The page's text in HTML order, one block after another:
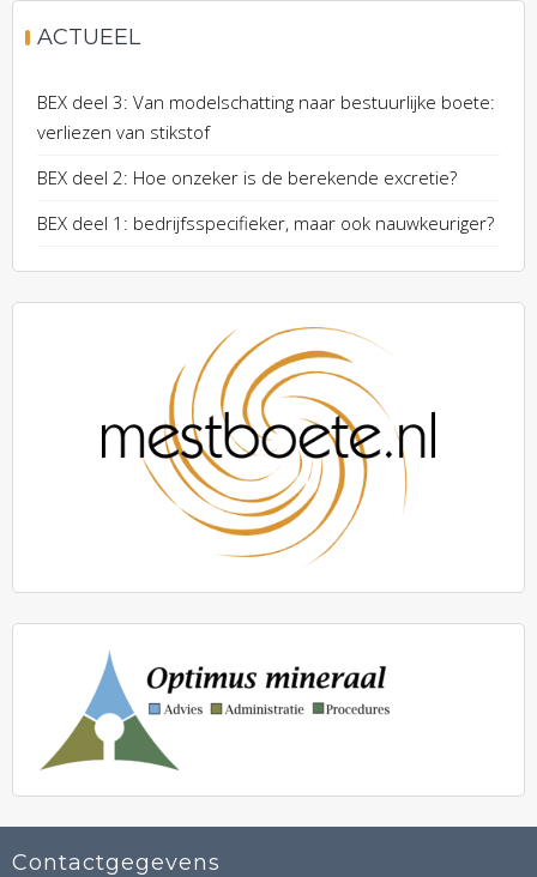
ACTUEEL
BEX deel 3: Van modelschatting naar bestuurlijke boete:
verliezen van stikstof
BEX deel 2: Hoe onzeker is de berekende excretie?
BEX deel 1: bedrijfsspecifieker, maar ook nauwkeuriger?
Contactgegevens